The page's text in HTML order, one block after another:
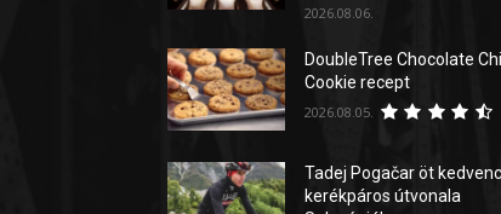
2026.08.06.
DoubleTree Chocolate
Cookie recept
2026.08.05.
Tadej Pogačar öt kedvenc
kerékpáros útvonala